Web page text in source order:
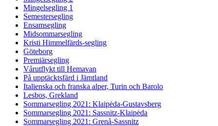
Mingelsegling 1
Semestersegling
Ensamsegling
Midsommarsegling
Kristi Himmelfärds-segling
Göteborg
Premiärsegling
Vårutflykt till Hemavan
På upptäcktsfärd i Jämtland
Italienska och franska alper, Turin och Barolo
Lesbos, Grekland
Sommarsegling 2021: Klaipėda-Gustavsberg
Sommarsegling 2021: Sassnitz-Klaipėda
Sommarsegling 2021: Grenå-Sassnitz